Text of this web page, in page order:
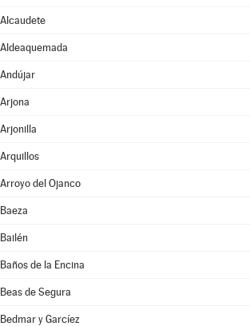
Alcaudete
Aldeaquemada
Andújar
Arjona
Arjonilla
Arquillos
Arroyo del Ojanco
Baeza
Bailén
Baños de la Encina
Beas de Segura
Bedmar y Garcíez